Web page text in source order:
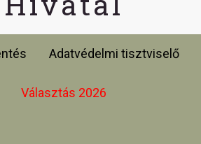
Adatvédelmi tisztviselő
Választás 2026